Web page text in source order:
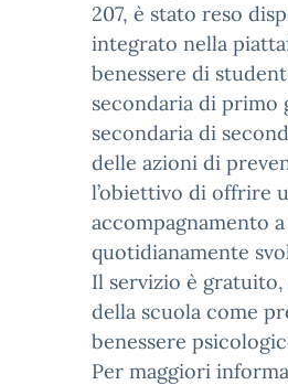
207, è stato reso
integrato nella
benessere di
secondaria di primo
secondaria di
delle azioni di
l’obiettivo di offrire
accompagnamento
quotidianamente
Il servizio è
della scuola come
benessere
Per maggiori